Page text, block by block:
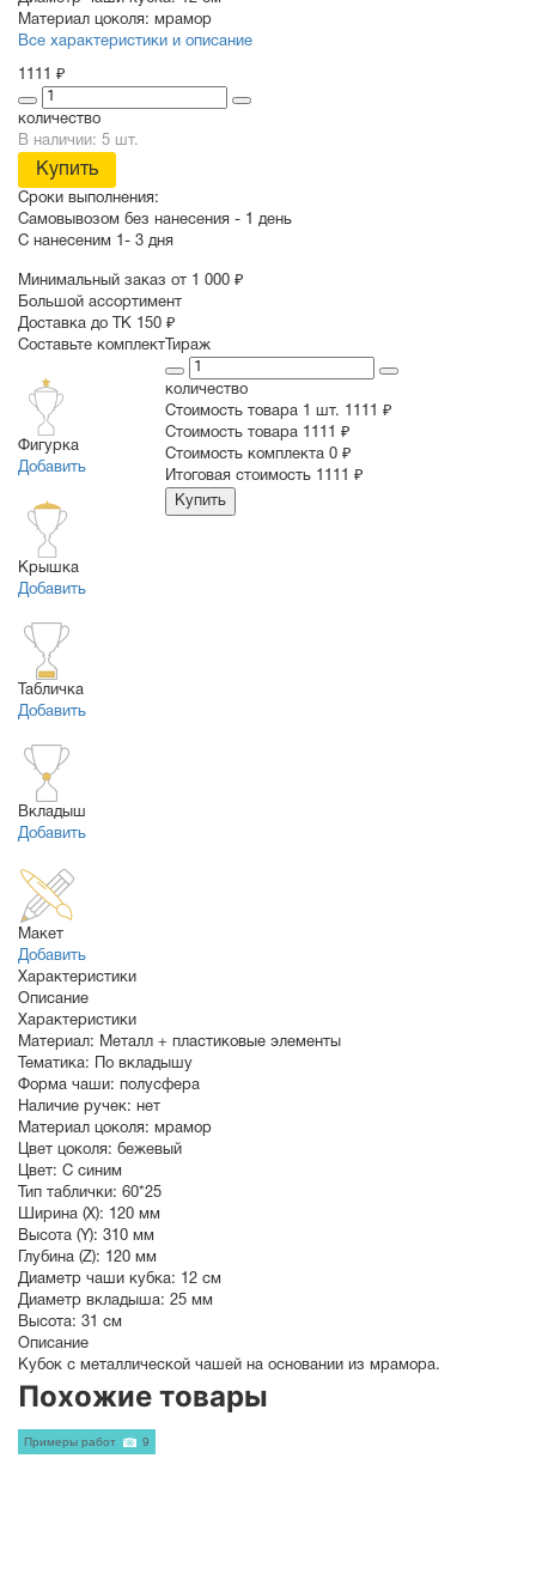
Материал цоколя: мрамор
Все характеристики и описание
1111 ₽
количество
В наличии: 5 шт.
Купить
Сроки выполнения:
Самовывозом без нанесения -
1 день
С нанесеним
1- 3 дня
Минимальный заказ от 1 000 ₽
Большой ассортимент
Доставка до ТК 150 ₽
Составьте комплект
Фигурка
Добавить
Крышка
Добавить
Табличка
Добавить
Вкладыш
Добавить
Макет
Добавить
Тираж
количество
Стоимость товара 1 шт.
1111 ₽
Cтоимость товара
1111 ₽
Стоимость комплекта 0 ₽
Итоговая стоимость
1111 ₽
Купить
Характеристики
Описание
Характеристики
Материал: Металл + пластиковые элементы
Тематика:
По вкладышу
Форма чаши: полусфера
Наличие ручек: нет
Материал цоколя: мрамор
Цвет цоколя: бежевый
Цвет: С синим
Тип таблички: 60*25
Ширина (X): 120 мм
Высота (Y): 310 мм
Глубина (Z): 120 мм
Диаметр чаши кубка: 12 см
Диаметр вкладыша: 25 мм
Высота: 31 см
Описание
Кубок с металлической чашей на основании из мрамора.
Похожие товары
Примеры работ 9